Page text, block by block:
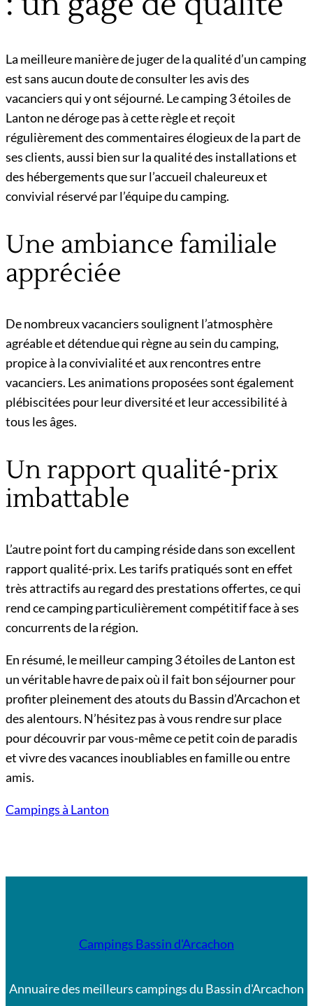
La meilleure manière de juger de la qualité d’un camping
est sans aucun doute de consulter les avis des
vacanciers qui y ont séjourné. Le camping 3 étoiles de
Lanton ne déroge pas à cette règle et reçoit
régulièrement des commentaires élogieux de la part de
ses clients, aussi bien sur la qualité des installations et
des hébergements que sur l’accueil chaleureux et
convivial réservé par l’équipe du camping.
Une ambiance familiale
appréciée
De nombreux vacanciers soulignent l’atmosphère
agréable et détendue qui règne au sein du camping,
propice à la convivialité et aux rencontres entre
vacanciers. Les animations proposées sont également
plébiscitées pour leur diversité et leur accessibilité à
tous les âges.
Un rapport qualité-prix
imbattable
L’autre point fort du camping réside dans son excellent
rapport qualité-prix. Les tarifs pratiqués sont en effet
très attractifs au regard des prestations offertes, ce qui
rend ce camping particulièrement compétitif face à ses
concurrents de la région.
En résumé, le meilleur camping 3 étoiles de Lanton est
un véritable havre de paix où il fait bon séjourner pour
profiter pleinement des atouts du Bassin d’Arcachon et
des alentours. N’hésitez pas à vous rendre sur place
pour découvrir par vous-même ce petit coin de paradis
et vivre des vacances inoubliables en famille ou entre
amis.
Campings à Lanton
Campings Bassin d'Arcachon
Annuaire des meilleurs campings du Bassin d'Arcachon